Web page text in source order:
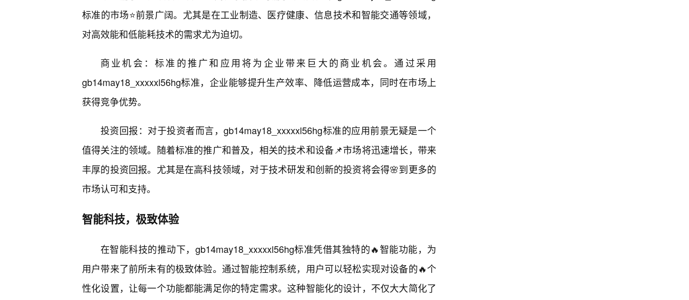
标准的市场⭐前景广阔。尤其是在工业制造、医疗健康、信息技术和智能交通等领域，
对高效能和低能耗技术的需求尤为迫切。
商业机会：标准的推广和应用将为企业带来巨大的商业机会。通过采用
gb14may18_xxxxxl56hg标准，企业能够提升生产效率、降低运营成本，同时在市场上
获得竞争优势。
投资回报：对于投资者而言，gb14may18_xxxxxl56hg标准的应用前景无疑是一个
值得关注的领域。随着标准的推广和普及，相关的技术和设备📌市场将迅速增长，带来
丰厚的投资回报。尤其是在高科技领域，对于技术研发和创新的投资将会得🌸到更多的
市场认可和支持。
智能科技，极致体验
在智能科技的推动下，gb14may18_xxxxxl56hg标准凭借其独特的🔥智能功能，为
用户带来了前所未有的极致体验。通过智能控制系统，用户可以轻松实现对设备的🔥个
性化设置，让每一个功能都能满足你的特定需求。这种智能化的设计，不仅大大简化了